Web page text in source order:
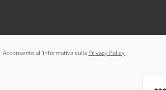
Acconsento all'informativa sulla Privacy Policy